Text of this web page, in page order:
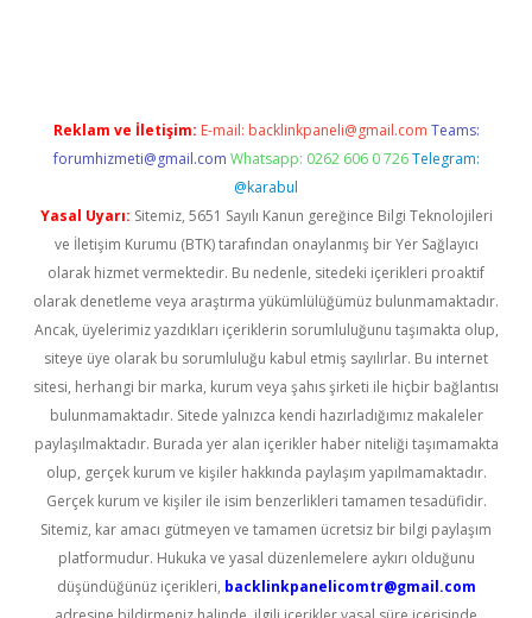
Reklam ve İletişim: E-mail: backlinkpaneli@gmail.com Teams:
forumhizmeti@gmail.com Whatsapp: 0262 606 0 726 Telegram:
@karabul
Yasal Uyarı: Sitemiz, 5651 Sayılı Kanun gereğince Bilgi Teknolojileri
ve İletişim Kurumu (BTK) tarafından onaylanmış bir Yer Sağlayıcı
olarak hizmet vermektedir. Bu nedenle, sitedeki içerikleri proaktif
olarak denetleme veya araştırma yükümlülüğümüz bulunmamaktadır.
Ancak, üyelerimiz yazdıkları içeriklerin sorumluluğunu taşımakta olup,
siteye üye olarak bu sorumluluğu kabul etmiş sayılırlar. Bu internet
sitesi, herhangi bir marka, kurum veya şahıs şirketi ile hiçbir bağlantısı
bulunmamaktadır. Sitede yalnızca kendi hazırladığımız makaleler
paylaşılmaktadır. Burada yer alan içerikler haber niteliği taşımamakta
olup, gerçek kurum ve kişiler hakkında paylaşım yapılmamaktadır.
Gerçek kurum ve kişiler ile isim benzerlikleri tamamen tesadüfidir.
Sitemiz, kar amacı gütmeyen ve tamamen ücretsiz bir bilgi paylaşım
platformudur. Hukuka ve yasal düzenlemelere aykırı olduğunu
düşündüğünüz içerikleri, backlinkpanelicomtr@gmail.com